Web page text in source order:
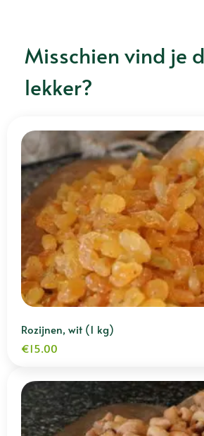
Misschien vind je
lekker?
Rozijnen, wit (1 kg)
€15.00